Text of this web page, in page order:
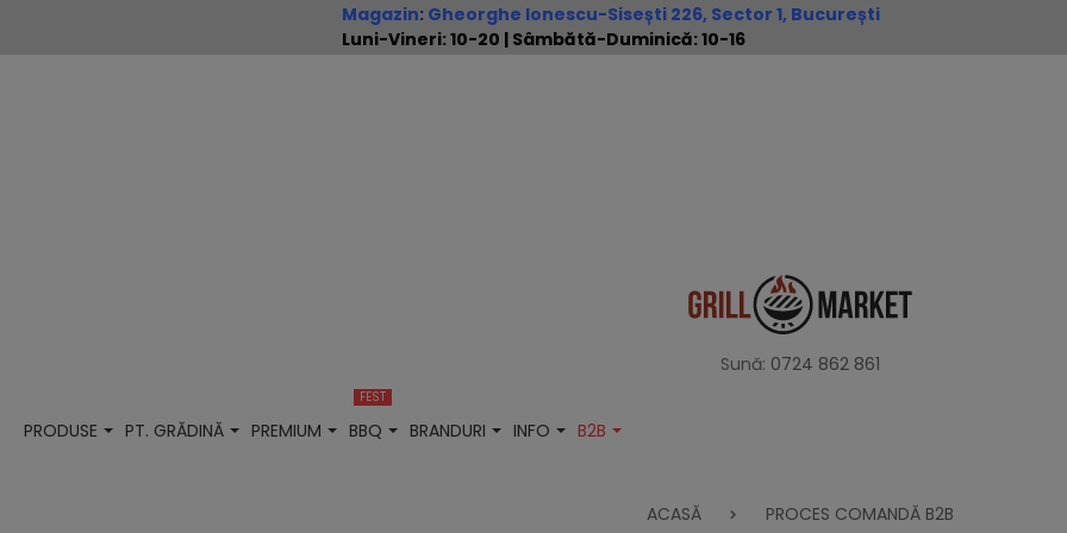
Magazin: Gheorghe Ionescu-Sisești 226, Sector 1, București
Luni-Vineri: 10-20 | Sâmbătă-Duminică: 10-16
Sună: 0724 862 861
PRODUSE PT. GRĂDINĂ PREMIUM BBQ
FEST
BRANDURI INFO B2B
ACASĂ PROCES COMANDĂ B2B